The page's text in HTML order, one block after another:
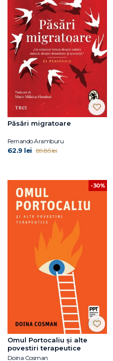
Păsări migratoare
Fernando Aramburu
62.9 lei 89.85 lei
-30%
Omul Portocaliu și alte
povestiri terapeutice
Doina Cosman